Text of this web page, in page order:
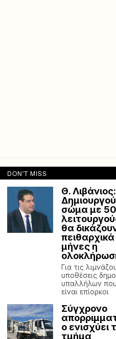
DON'T MISS
Θ. Λιβάνιος:
σώμα με 50
θα
μήνες η
Για τις
υποθέσεις
υπαλλήλων
είναι επίορκοι
Σύγχρονο
ο ενισχύει
τμήμα